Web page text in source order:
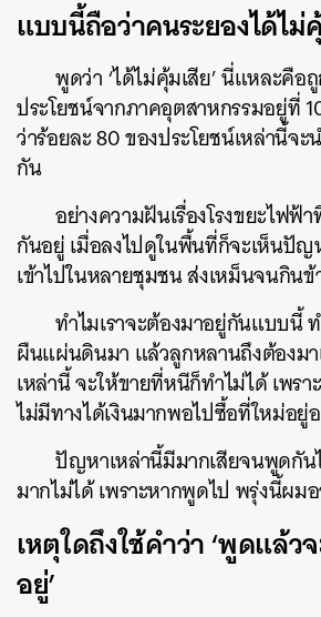
แบบนี้ถือว่าคนระยองได้ไม่
พูดว่า ‘ได้ไม่คุ้มเสีย’ นี่แหละคือ
ประโยชน์จากภาคอุตสาหกรรมอยู่ที่
ว่าร้อยละ 80 ของประโยชน์เหล่านี้จ
กัน
อย่างความฝันเรื่องโรงขยะไฟฟ้
กันอยู่ เมื่อลงไปดูในพื้นที่ก็จะเห็นปัญ
เข้าไปในหลายชุมชน ส่งเหม็นจนกินข้
ทำไมเราจะต้องมาอยู่กันแบบนี้
ผืนแผ่นดินมา แล้วลูกหลานถึงต้อง
เหล่านี้ จะให้ขายที่หนีก็ทำไม่ได้ เพร
ไม่มีทางได้เงินมากพอไปซื้อที่ใหม่อยู่
ปัญหาเหล่านี้มีมากเสียจนพูดกั
มากไม่ได้ เพราะหากพูดไป พรุ่งนี้ผม
เหตุใดถึงใช้คำว่า ‘พูดแล้ว
อยู่’